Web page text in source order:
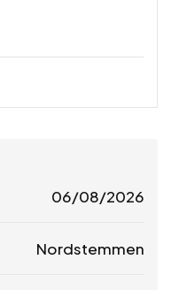
06/08/2026
Nordstemmen